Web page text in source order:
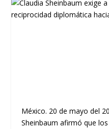
México. 20 de mayo del
Sheinbaum afirmó que